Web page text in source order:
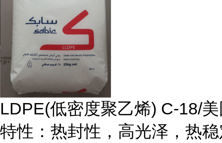
LDPE(低密度聚乙烯) C-18/
特性：热封性，高光泽，热